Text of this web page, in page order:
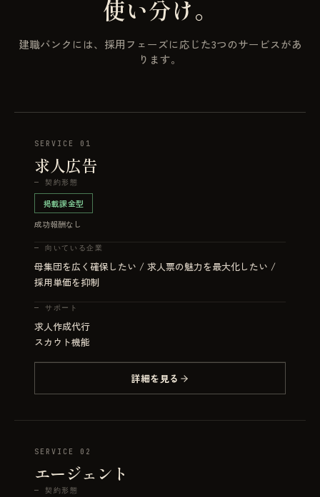
使い分け。
建職バンクには、採用フェーズに応じた3つのサービスがあ
ります。
SERVICE 01
求人広告
—契約形態
掲載課金型
成功報酬なし
—向いている企業
母集団を広く確保したい / 求人票の魅力を最大化したい /
採用単価を抑制
—サポート
求人作成代行
スカウト機能
詳細を見る
SERVICE 02
エージェント
—契約形態